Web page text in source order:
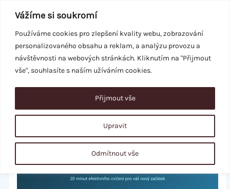
Vážíme si soukromí
Používáme cookies pro zlepšení kvality webu, zobrazování
personalizovaného obsahu a reklam, a analýzu provozu a
návštěvnosti na webových stránkách. Kliknutím na "Přijmout
vše", souhlasíte s naším užíváním cookies.
Upravit
Odmítnout vše
Přijmout vše
obsah
REZERVACE